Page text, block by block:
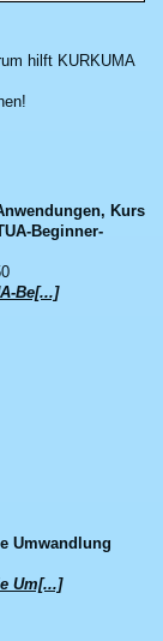
hilft KURKUMA
Kurs
Beginner-
Be[...]
Umwandlung
Um[...]